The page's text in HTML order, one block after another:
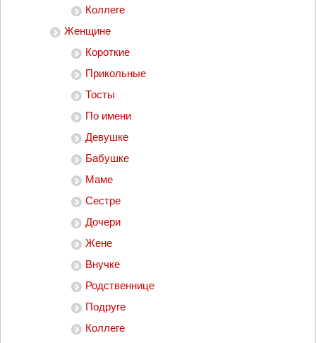
Коллеге
Женщине
Короткие
Прикольные
Тосты
По имени
Девушке
Бабушке
Маме
Сестре
Дочери
Жене
Внучке
Родственнице
Подруге
Коллеге